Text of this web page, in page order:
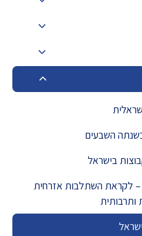
סין
השבעים
בישראל
– לקראת השתלבות אזרחית